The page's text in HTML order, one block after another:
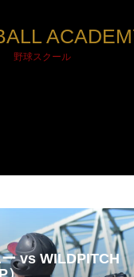
野球スクール
vs WILDPITCH
）